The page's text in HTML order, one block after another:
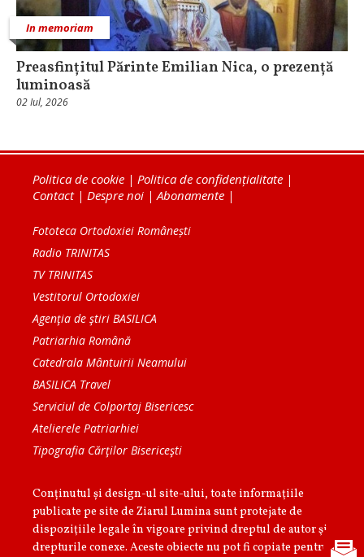
In memoriam
Preasfințitul Părinte Emilian Nica, o prezență
luminoasă
02 Iul, 2026
Politica de cookie | Politica de confidențialitate |
Contact| Despre noi |Abonamente |
Fototeca Ortodoxiei Românești
Radio TRINITAS
TV TRINITAS
Vestitorul Ortodoxiei
Agenţia de ştiri BASILICA
Patriarhia Română
Catedrala Mântuirii Neamului
BASILICA Travel
Serviciul de Colportaj Bisericesc
Atelierele Patriarhiei
Tipografia Cărţilor Bisericeşti
Conținutul și design-ul site-ului, toate informaţiile
publicate pe site de Ziarul Lumina sunt protejate de
dispoziţiile legale în vigoare privind dreptul de autor şi
drepturile conexe. Aceste obiecte nu pot fi copiate pentru